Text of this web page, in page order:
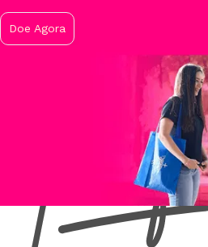
Saiba mais
Instituto Ser+